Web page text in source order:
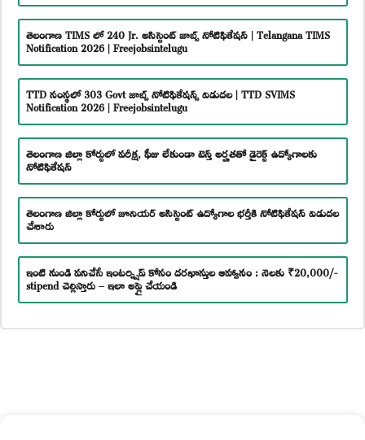
తెలంగాణ TIMS లో 240 Jr. అసిస్టెంట్ జాబ్స్ నోటిఫికేషన్ | Telangana TIMS
Notification 2026 | Freejobsintelugu
TTD సంస్థలో 303 Govt జాబ్స్ నోటిఫికేషన్స్ విడుదల | TTD SVIMS
Notification 2026 | Freejobsintelugu
తెలంగాణ జిల్లా కోర్టులో పరీక్ష, ఫీజు లేకుండా టెన్త్ అర్హతతో డైరెక్ట్ ఉద్యోగాలకు
నోటిఫికేషన్
తెలంగాణ జిల్లా కోర్టులో జూనియర్ అసిస్టెంట్ ఉద్యోగాల భర్తీకి నోటిఫికేషన్ విడుదల
చేశారు
ఇంటి నుండి పనిచేసే ఇంటర్న్షిప్ కోసం దరఖాస్తుల ఆహ్వానం : నెలకు ₹20,000/-
stipend చెల్లిస్తారు – ఇలా అప్లై చేయండి